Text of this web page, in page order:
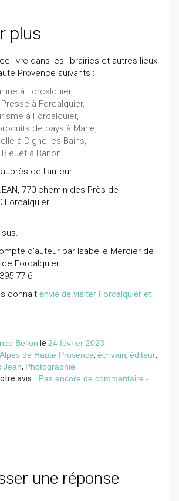
plus
livre dans les librairies et autres lieux
Provence suivants :
à Forcalquier,
à Forcalquier,
à Forcalquier,
de pays à Mane,
à Digne-les-Bains,
à Banon.
de l'auteur.
770 chemin des Près de
Forcalquier.
d'auteur par Isabelle Mercier de
Forcalquier.
77-6
donnait envie de visiter Forcalquier et
Bellon le 24 février 2023
Alpes de Haute Provence, écrivain, éditeur,
Jean, Photographie
avis... Pas encore de commentaire -
une réponse